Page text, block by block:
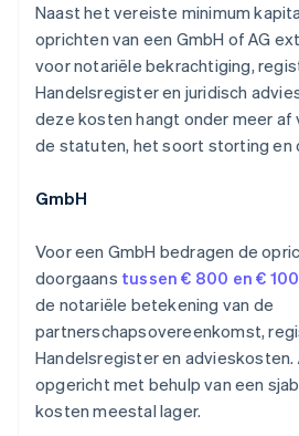
Naast het vereiste minimum
oprichten van een GmbH of AG
voor notariële bekrachtiging,
Handelsregister en juridisch
deze kosten hangt onder meer af
de statuten, het soort storting en
GmbH
Voor een GmbH bedragen de
doorgaans tussen € 800 en €
de notariële betekening van de
partnerschapsovereenkomst,
Handelsregister en advieskosten.
opgericht met behulp van een
kosten meestal lager.